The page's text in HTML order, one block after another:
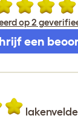
op 2
een